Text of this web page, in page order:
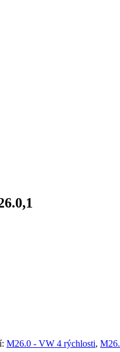
M26.0 - VW 4 rýchlosti,